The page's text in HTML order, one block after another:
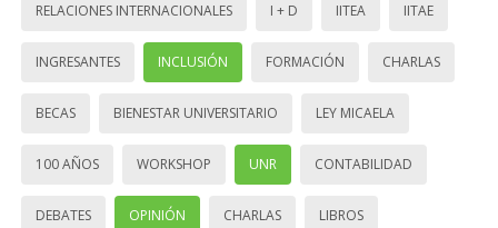
RELACIONES INTERNACIONALES I + D IITEA IITAE
INGRESANTES INCLUSIÓN FORMACIÓN CHARLAS
BECAS BIENESTAR UNIVERSITARIO LEY MICAELA
100 AÑOS WORKSHOP UNR CONTABILIDAD
DEBATES OPINIÓN CHARLAS LIBROS